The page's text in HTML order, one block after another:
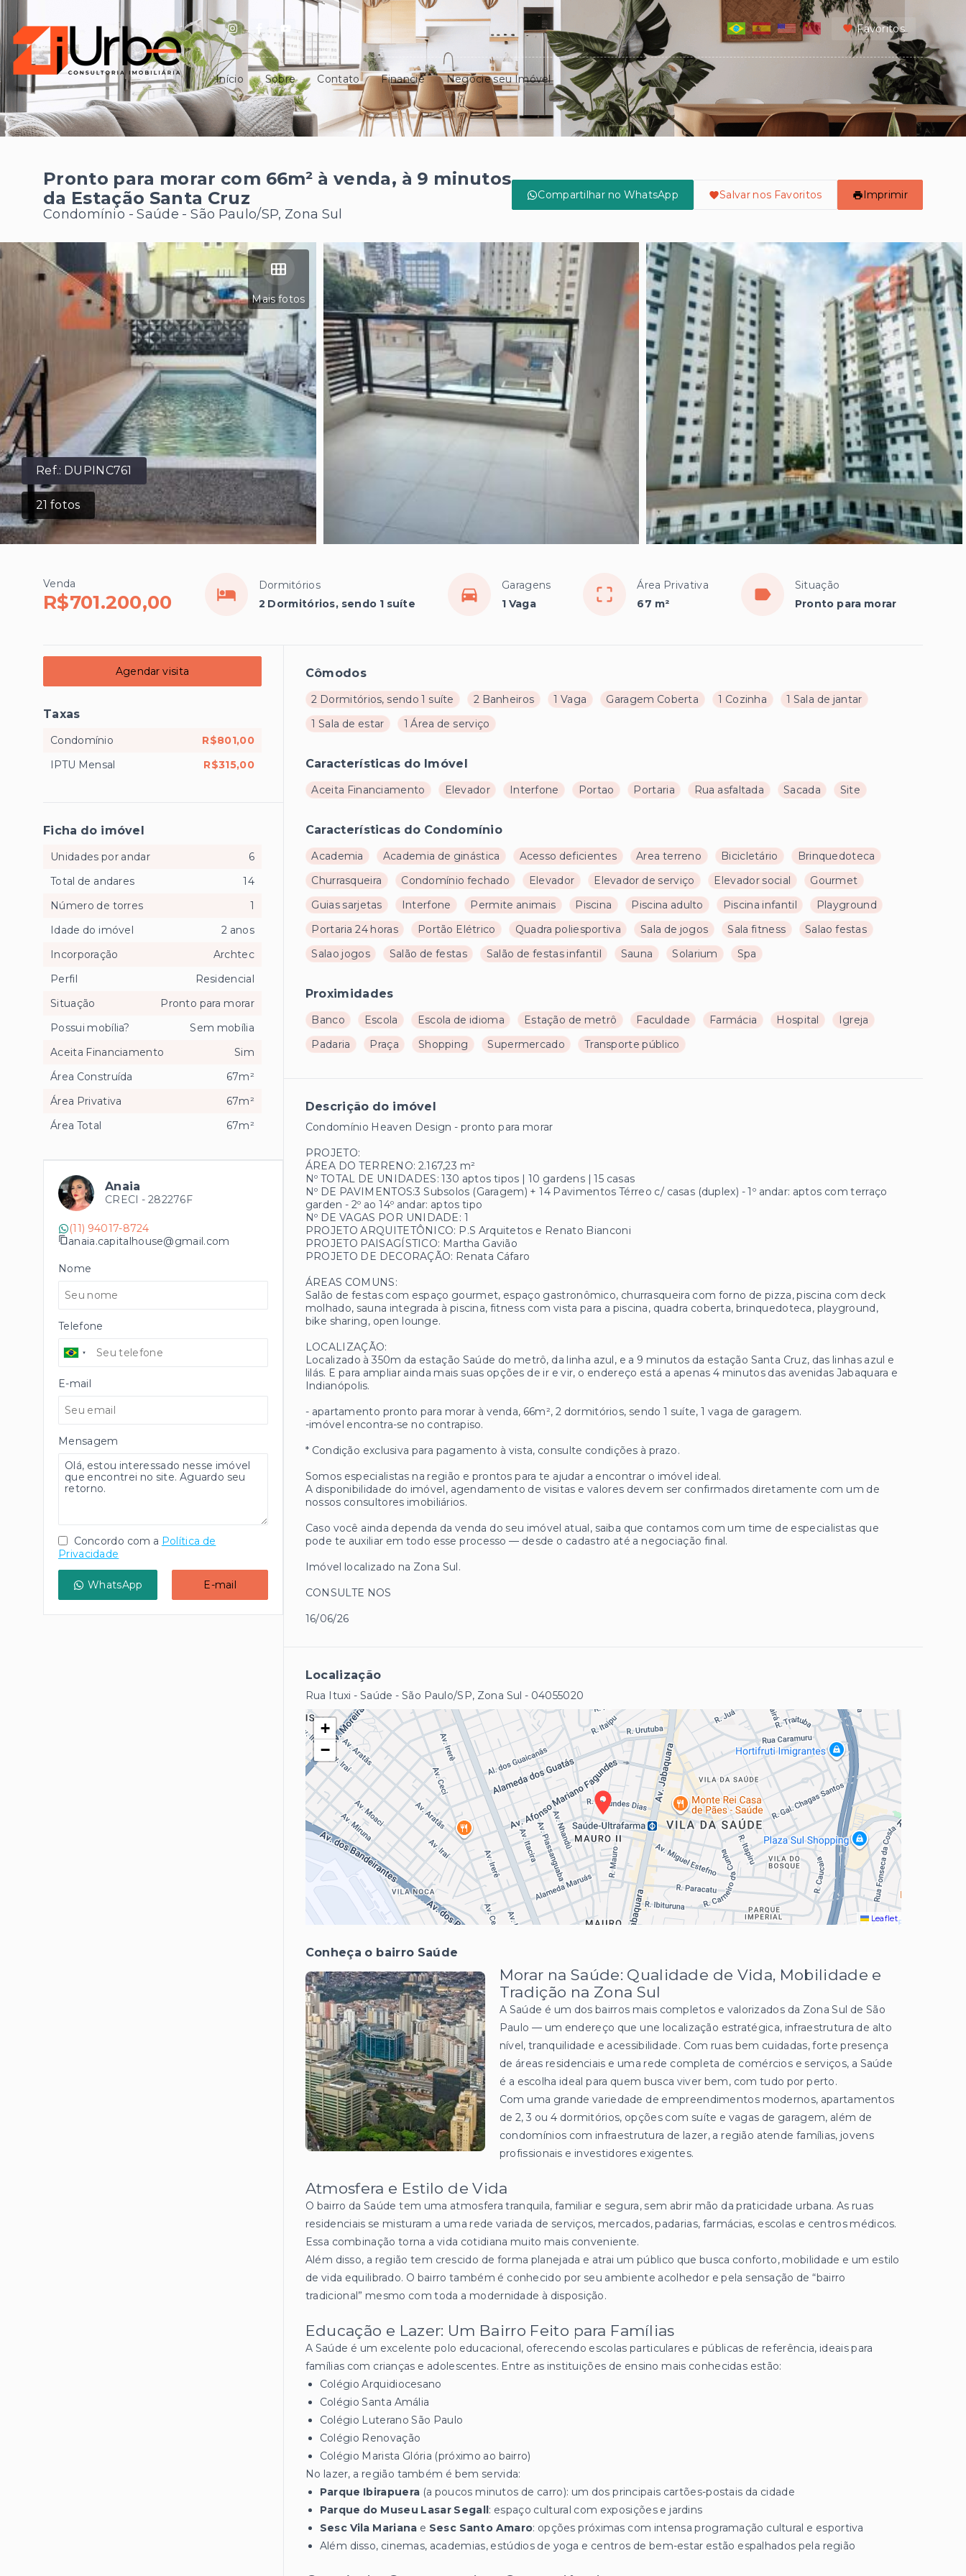
Favoritos
Início Sobre Contato Financie Negocie seu Imóvel
Pronto para morar com 66m² à venda, à 9 minutos
da Estação Santa Cruz
Condomínio -Saúde - São Paulo/SP, Zona Sul
Compartilhar no WhatsApp Salvar nos Favoritos Imprimir
Ref.: DUPINC761
21 fotos
Mais fotos
Venda
R$701.200,00
Dormitórios
2 Dormitórios, sendo 1 suíte
Garagens
1 Vaga
Área Privativa
67 m²
Situação
Pronto para morar
Cômodos
2 Dormitórios, sendo 1 suíte 2 Banheiros 1 Vaga Garagem Coberta 1 Cozinha
1 Sala de jantar
1 Sala de estar
1 Área de serviço
Características do Imóvel
Aceita Financiamento Elevador Interfone Portao Portaria Rua asfaltada Sacada Site
Características do Condomínio
Academia Academia de ginástica Acesso deficientes Area terreno Bicicletário
Brinquedoteca
Churrasqueira
Condomínio fechado Elevador Elevador de serviço Elevador social
Gourmet
Guias sarjetas
Interfone Permite animais Piscina Piscina adulto Piscina infantil
Playground
Portaria 24 horas
Portão Elétrico Quadra poliesportiva Sala de jogos Sala fitness
Salao festas
Salao jogos
Salão de festas Salão de festas infantil Sauna Solarium Spa
Proximidades
Banco Escola Escola de idioma Estação de metrô Faculdade Farmácia Hospital
Igreja
Padaria
Praça Shopping Supermercado Transporte público
Descrição do imóvel
Condomínio Heaven Design - pronto para morar
PROJETO:
ÁREA DO TERRENO: 2.167,23 m²
Nº TOTAL DE UNIDADES: 130 aptos tipos | 10 gardens | 15 casas
Nº DE PAVIMENTOS:3 Subsolos (Garagem) + 14 Pavimentos Térreo c/ casas (duplex) - 1º andar: aptos com terraço
garden - 2º ao 14º andar: aptos tipo
Nº DE VAGAS POR UNIDADE: 1
PROJETO ARQUITETÔNICO: P.S Arquitetos e Renato Bianconi
PROJETO PAISAGÍSTICO: Martha Gavião
PROJETO DE DECORAÇÃO: Renata Cáfaro
ÁREAS COMUNS:
Salão de festas com espaço gourmet, espaço gastronômico, churrasqueira com forno de pizza, piscina com deck
molhado, sauna integrada à piscina, fitness com vista para a piscina, quadra coberta, brinquedoteca, playground,
bike sharing, open lounge.
LOCALIZAÇÃO:
Localizado à 350m da estação Saúde do metrô, da linha azul, e a 9 minutos da estação Santa Cruz, das linhas azul e
lilás. E para ampliar ainda mais suas opções de ir e vir, o endereço está a apenas 4 minutos das avenidas Jabaquara e
Indianópolis.
- apartamento pronto para morar à venda, 66m², 2 dormitórios, sendo 1 suíte, 1 vaga de garagem.
-imóvel encontra-se no contrapiso.
* Condição exclusiva para pagamento à vista, consulte condições à prazo.
Somos especialistas na região e prontos para te ajudar a encontrar o imóvel ideal.
A disponibilidade do imóvel, agendamento de visitas e valores devem ser confirmados diretamente com um de
nossos consultores imobiliários.
Caso você ainda dependa da venda do seu imóvel atual, saiba que contamos com um time de especialistas que
pode te auxiliar em todo esse processo — desde o cadastro até a negociação final.
Imóvel localizado na Zona Sul.
CONSULTE NOS
16/06/26
Localização
Rua Ituxi - Saúde - São Paulo/SP, Zona Sul - 04055020
+
−
Leaflet
Conheça o bairro Saúde
Morar na Saúde: Qualidade de Vida, Mobilidade e
Tradição na Zona Sul
A Saúde é um dos bairros mais completos e valorizados da Zona Sul de São
Paulo — um endereço que une localização estratégica, infraestrutura de alto
nível, tranquilidade e acessibilidade. Com ruas bem cuidadas, forte presença
de áreas residenciais e uma rede completa de comércios e serviços, a Saúde
é a escolha ideal para quem busca viver bem, com tudo por perto.
Com uma grande variedade de empreendimentos modernos, apartamentos
de 2, 3 ou 4 dormitórios, opções com suíte e vagas de garagem, além de
condomínios com infraestrutura de lazer, a região atende famílias, jovens
profissionais e investidores exigentes.
Atmosfera e Estilo de Vida
O bairro da Saúde tem uma atmosfera tranquila, familiar e segura, sem abrir mão da praticidade urbana. As ruas
residenciais se misturam a uma rede variada de serviços, mercados, padarias, farmácias, escolas e centros médicos.
Essa combinação torna a vida cotidiana muito mais conveniente.
Além disso, a região tem crescido de forma planejada e atrai um público que busca conforto, mobilidade e um estilo
de vida equilibrado. O bairro também é conhecido por seu ambiente acolhedor e pela sensação de “bairro
tradicional” mesmo com toda a modernidade à disposição.
Educação e Lazer: Um Bairro Feito para Famílias
A Saúde é um excelente polo educacional, oferecendo escolas particulares e públicas de referência, ideais para
famílias com crianças e adolescentes. Entre as instituições de ensino mais conhecidas estão:
Colégio Arquidiocesano
Colégio Santa Amália
Colégio Luterano São Paulo
Colégio Renovação
Colégio Marista Glória (próximo ao bairro)
No lazer, a região também é bem servida:
Parque Ibirapuera (a poucos minutos de carro): um dos principais cartões-postais da cidade
Parque do Museu Lasar Segall: espaço cultural com exposições e jardins
Sesc Vila Mariana e Sesc Santo Amaro: opções próximas com intensa programação cultural e esportiva
Além disso, cinemas, academias, estúdios de yoga e centros de bem-estar estão espalhados pela região
Agendar visita
Taxas
Condomínio
R$801,00
IPTU Mensal
R$315,00
Ficha do imóvel
Unidades por andar
6
Total de andares
14
Número de torres
1
Idade do imóvel
2 anos
Incorporação
Archtec
Perfil
Residencial
Situação
Pronto para morar
Possui mobília?
Sem mobília
Aceita Financiamento
Sim
Área Construída
67m²
Área Privativa
67m²
Área Total
67m²
Anaia
CRECI - 282276F
(11) 94017-8724
anaia.capitalhouse@gmail.com
Nome
Telefone
E-mail
Mensagem
Concordo com a Política de
Privacidade
WhatsApp E-mail